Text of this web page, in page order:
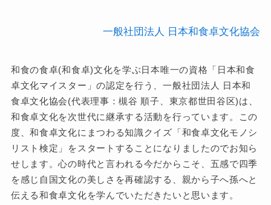
一般社団法人 日本和食卓文化協会
和食の食卓(和食卓)文化を学ぶ日本唯一の資格「日本和食
卓文化マイスター」の認定を行う、一般社団法人 日本和
食卓文化協会(代表理事：槻谷 順子、東京都世田谷区)は、
和食卓文化を次世代に継承する活動を行っています。この
度、和食卓文化にまつわる知識クイズ「和食卓文化モノシ
リスト検定」をスタートすることになりましたのでお知ら
せします。心の時代と言われる今だからこそ、五感で四季
を感じ自国文化の美しさを再確認する、親から子へ孫へと
伝える和食卓文化を学んでいただきたいと思います。